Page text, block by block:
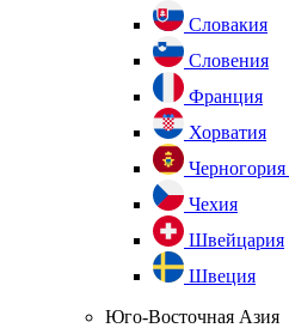
Словакия
Словения
Франция
Хорватия
Черногория
Чехия
Швейцария
Швеция
Юго-Восточная Азия